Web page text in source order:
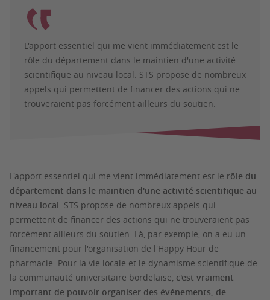
L'apport essentiel qui me vient immédiatement est le
rôle du département dans le maintien d'une activité
scientifique au niveau local. STS propose de nombreux
appels qui permettent de financer des actions qui ne
trouveraient pas forcément ailleurs du soutien.
L'apport essentiel qui me vient immédiatement est le rôle du
département dans le maintien d'une activité scientifique au
niveau local. STS propose de nombreux appels qui
permettent de financer des actions qui ne trouveraient pas
forcément ailleurs du soutien. Là, par exemple, on a eu un
financement pour l'organisation de l'Happy Hour de
pharmacie. Pour la vie locale et le dynamisme scientifique de
la communauté universitaire bordelaise, c'est vraiment
important de pouvoir organiser des événements, de